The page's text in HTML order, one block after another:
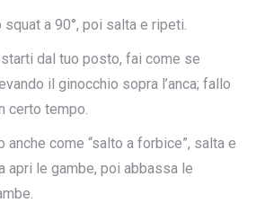
squat a 90°, poi salta e ripeti.
dal tuo posto, fai come se
il ginocchio sopra l’anca; fallo
certo tempo.
anche come “salto a forbice”, salta e
apri le gambe, poi abbassa le